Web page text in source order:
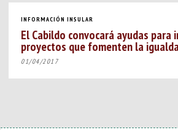
INFORMACIÓN INSULAR
El Cabildo convocará ayudas para
proyectos que fomenten la
01/04/2017